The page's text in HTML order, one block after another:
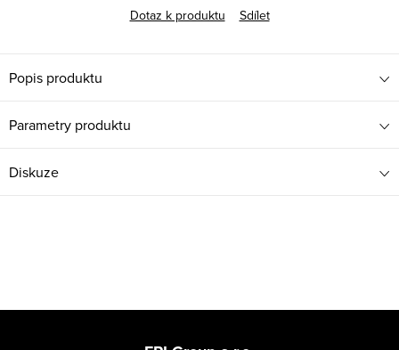
Dotaz k produktu
Sdílet
Popis produktu
Parametry produktu
Diskuze